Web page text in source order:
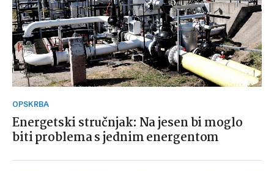
OPSKRBA
Energetski stručnjak: Na jesen bi moglo
biti problema s jednim energentom